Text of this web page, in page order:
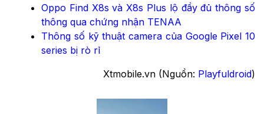
Oppo Find X8s và X8s Plus lộ đầy đủ thông số
thông qua chứng nhận TENAA
Thông số kỹ thuật camera của Google Pixel 10
series bị rò rỉ
Xtmobile.vn (Nguồn: Playfuldroid)